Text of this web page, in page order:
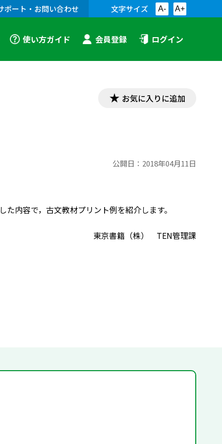
ポート・お問い合わせ 文字サイズ A- A+
使い方ガイド 会員登録 ログイン
お気に入りに追加
公開日： 2018年04月11日
内容で，古文教材プリント例を紹介します。
東京書籍（株） TEN管理課